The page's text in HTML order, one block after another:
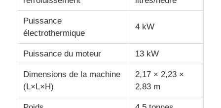
nouvelles
Demande de soumission
Machine de moulage par injection LSR
Puissance
électrothermique
4 kW
Puissance du moteur 13 kW
Dimensions de la machine
(L×L×H)
2,17 × 2,23 ×
2,83 m